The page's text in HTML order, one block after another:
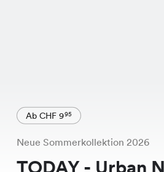
Ab CHF 995
Neue Sommerkollektion 2026
TODAY - Urban